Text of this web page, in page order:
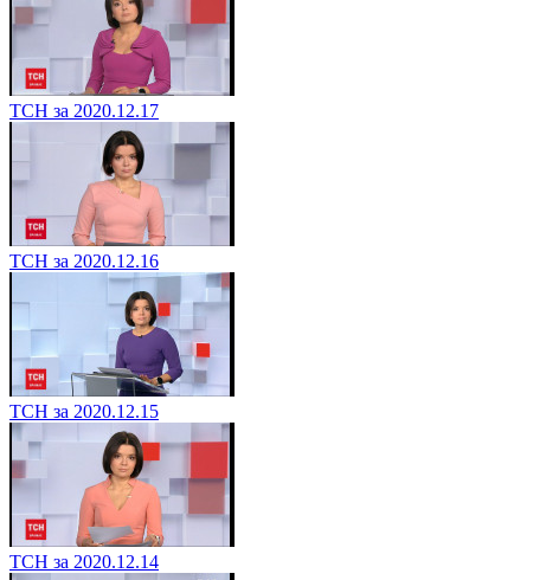
ТСН за 2020.12.17
ТСН за 2020.12.16
ТСН за 2020.12.15
ТСН за 2020.12.14